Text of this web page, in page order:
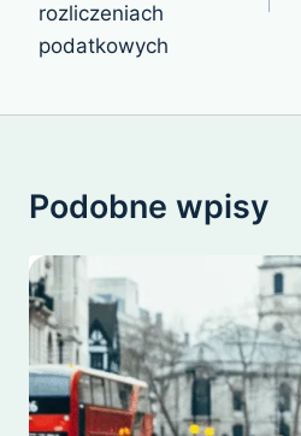
rozliczeniach
podatkowych
Podobne wpisy